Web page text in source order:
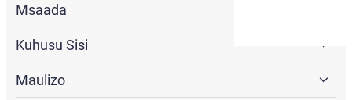
Msaada
Kuhusu Sisi
Maulizo